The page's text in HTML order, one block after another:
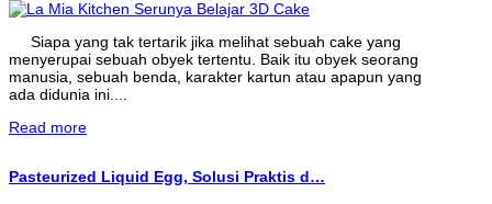
Siapa yang tak tertarik jika melihat sebuah cake yang
menyerupai sebuah obyek tertentu. Baik itu obyek seorang
manusia, sebuah benda, karakter kartun atau apapun yang
ada didunia ini....
Read more
Pasteurized Liquid Egg, Solusi Praktis d…